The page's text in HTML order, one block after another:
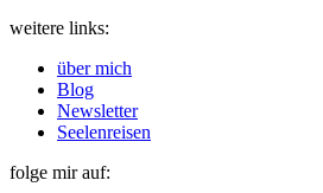
weitere links:
über mich
Blog
Newsletter
Seelenreisen
folge mir auf: